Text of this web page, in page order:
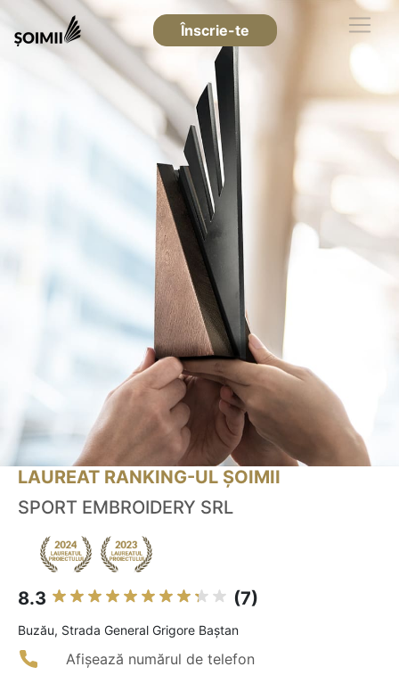
Înscrie-te
LAUREAT RANKING-UL ȘOIMII
SPORT EMBROIDERY SRL
8.3 (7)
Buzău, Strada General Grigore Baștan
Afișează numărul de telefon